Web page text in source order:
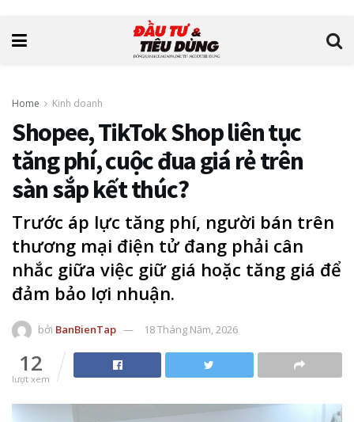
Home Kinh doanh
Shopee, TikTok Shop liên tục
tăng phí, cuộc đua giá rẻ trên
sàn sắp kết thúc?
Trước áp lực tăng phí, người bán trên
thương mại điện tử đang phải cân
nhắc giữa việc giữ giá hoặc tăng giá để
đảm bảo lợi nhuận.
bởi BanBienTap 18 Tháng Năm, 2026
12
lượt xem